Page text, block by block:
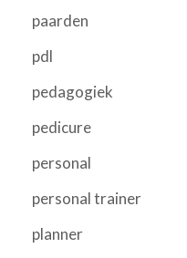
paarden
pdl
pedagogiek
pedicure
personal
personal trainer
planner